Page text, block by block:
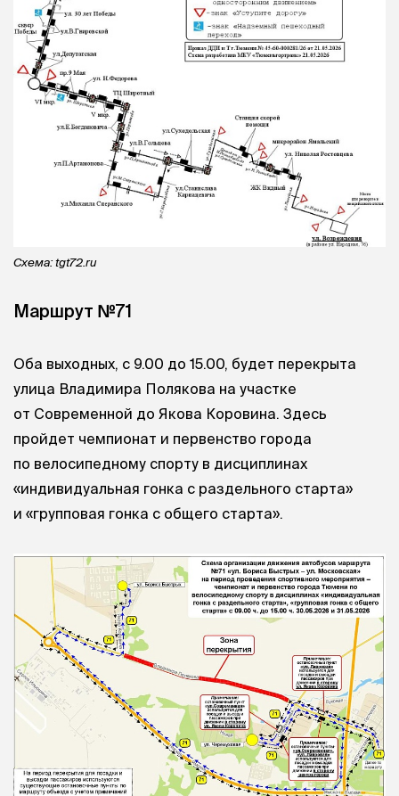
Схема: tgt72.ru
Маршрут №71
Оба выходных, с 9.00 до 15.00, будет перекрыта
улица Владимира Полякова на участке
от Современной до Якова Коровина. Здесь
пройдет чемпионат и первенство города
по велосипедному спорту в дисциплинах
«индивидуальная гонка с раздельного старта»
и «групповая гонка с общего старта».